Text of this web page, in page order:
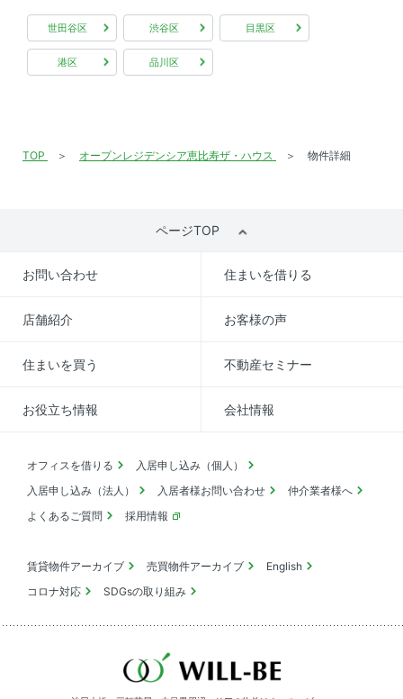
世田谷区 渋谷区 目黒区
港区 品川区
TOP オープンレジデンシア恵比寿ザ・ハウス 物件詳細
ページTOP
お問い合わせ 住まいを借りる
店舗紹介 お客様の声
住まいを買う 不動産セミナー
お役立ち情報 会社情報
オフィスを借りる
入居申し込み（個人）
入居申し込み（法人）
入居者様お問い合わせ
仲介業者様へ
よくあるご質問
採用情報
賃貸物件アーカイブ 売買物件アーカイブ
English
コロナ対応
SDGsの取り組み